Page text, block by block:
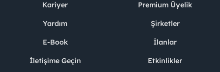
Kariyer
Yardım
E-Book
İletişime Geçin
Premium Üyelik
Şirketler
İlanlar
Etkinlikler